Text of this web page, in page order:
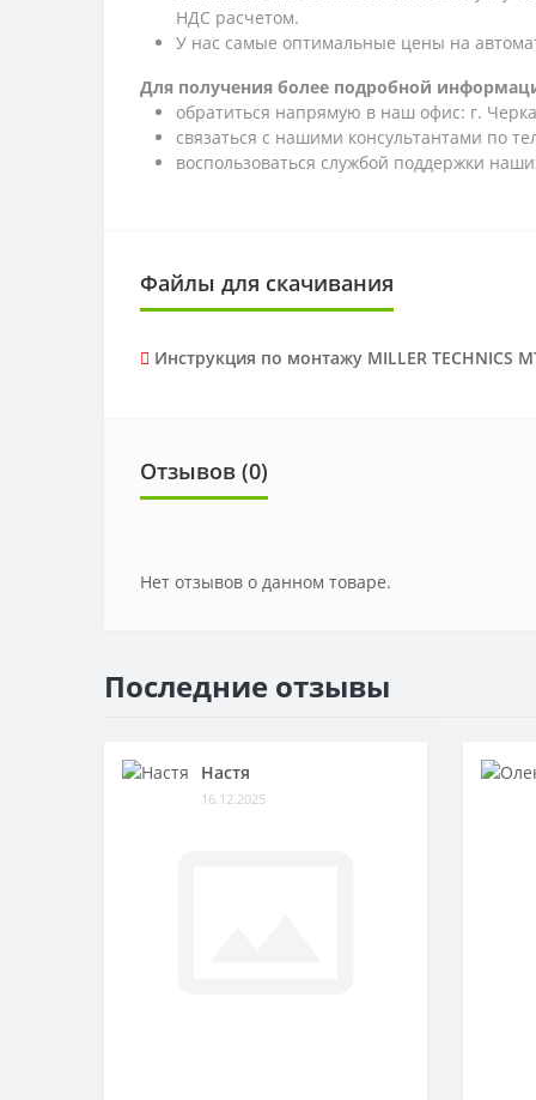
НДС расчетом.
У нас самые оптимальные цены на
Для получения более подробной
обратиться напрямую в наш офис: г.
связаться с нашими консультантами по
воспользоваться службой поддержки
Файлы для скачивания
Инструкция по монтажу MILLER TECHNICS
Отзывов (0)
Нет отзывов о данном товаре.
Последние отзывы
Настя
16.12.2025